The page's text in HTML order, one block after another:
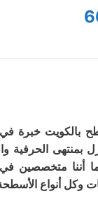
بالكويت خبرة
بمنتهى الحرفية
أننا متخصصين
وكل أنواع